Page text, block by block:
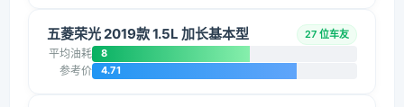
五菱荣光 2019款 1.5L 加长基本型 27 位车友
平均油耗 8
参考价 4.71